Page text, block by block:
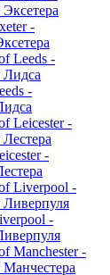
-
-
-
-